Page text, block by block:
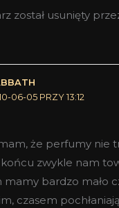
został usunięty
06-05 PRZY 13:12
że perfumy nie
zwykle nam
mamy bardzo mało
czasem